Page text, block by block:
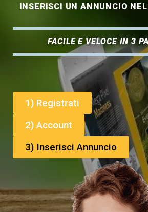
INSERISCI UN ANNUNCIO
FACILE E VELOCE IN 3
1) Registrati
2) Account
3) Inserisci Annuncio